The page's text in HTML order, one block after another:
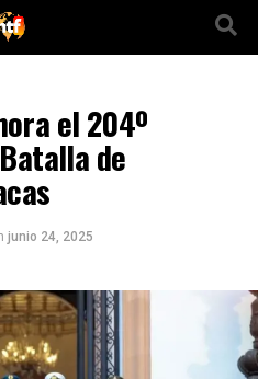
el 204º
de
junio 24, 2025